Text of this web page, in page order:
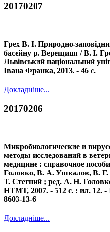
20170207
Грех В. І. Природно-
басейну р. Верещиця / В. І.
Львівський національний
Івана Франка, 2013. - 46 с.
Докладніше...
20170206
Микробиологические и
методы исследований в
медицине : справочное
Головко, В. А. Ушкалов, В.
Т. Стегний ; ред. А. Н.
НТМТ, 2007. - 512 с. : ил. 12. -
8603-13-6
Докладніше...